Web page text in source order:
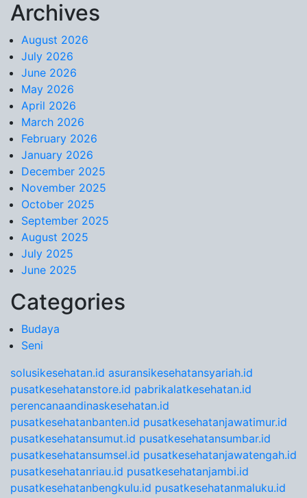
Skip to content
Archives
August 2026
July 2026
June 2026
May 2026
April 2026
March 2026
February 2026
January 2026
December 2025
November 2025
October 2025
September 2025
August 2025
July 2025
June 2025
Categories
Budaya
Seni
solusikesehatan.id asuransikesehatansyariah.id
pusatkesehatanstore.id pabrikalatkesehatan.id
perencanaandinaskesehatan.id
pusatkesehatanbanten.id pusatkesehatanjawatimur.id
pusatkesehatansumut.id pusatkesehatansumbar.id
pusatkesehatansumsel.id pusatkesehatanjawatengah.id
pusatkesehatanriau.id pusatkesehatanjambi.id
pusatkesehatanbengkulu.id pusatkesehatanmaluku.id